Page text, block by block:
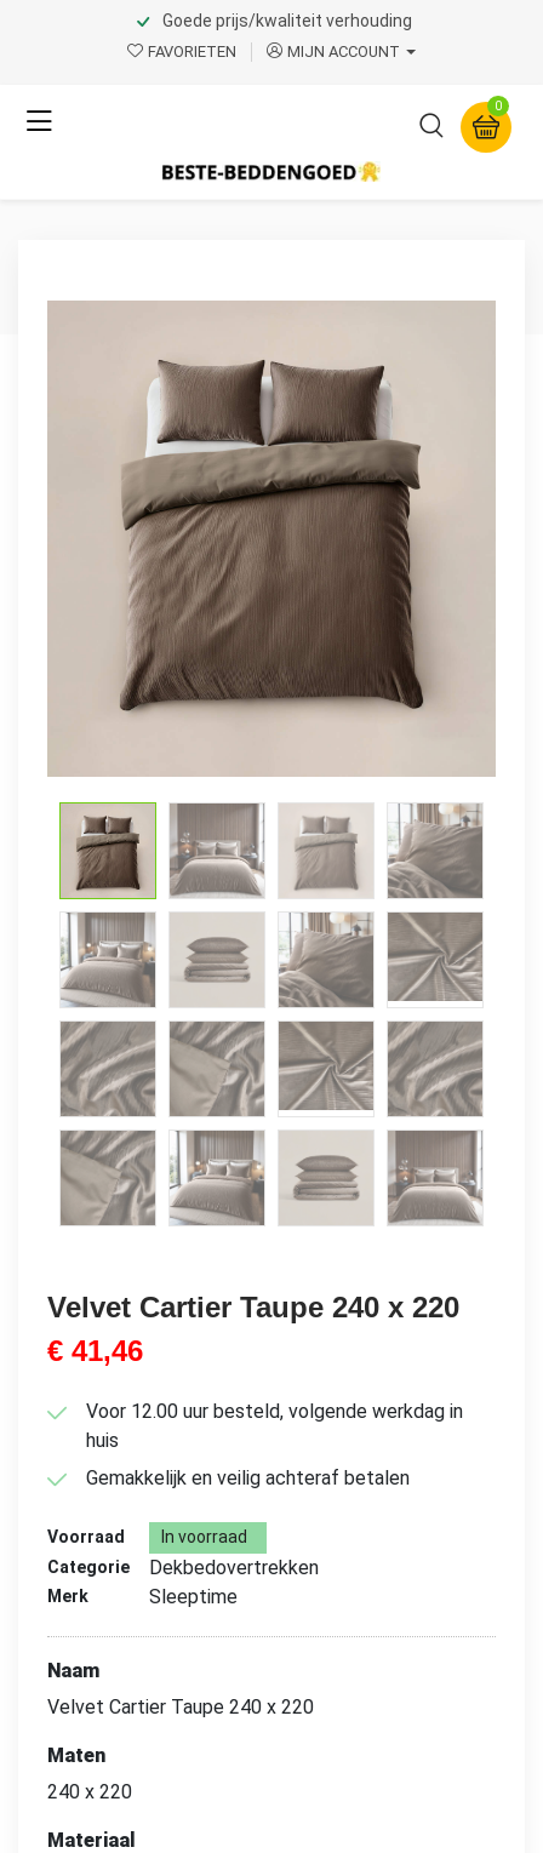
Goede prijs/kwaliteit verhouding
FAVORIETEN MIJN ACCOUNT
0
Home Product Page v.1
Velvet Cartier Taupe 240 x
220
Velvet Cartier Taupe 240 x 220
€ 41,46
Voor 12.00 uur besteld, volgende werkdag in
huis
Gemakkelijk en veilig achteraf betalen
Voorraad
In voorraad
Categorie
Dekbedovertrekken
Merk Sleeptime
Naam
Velvet Cartier Taupe 240 x 220
Maten
240 x 220
Materiaal